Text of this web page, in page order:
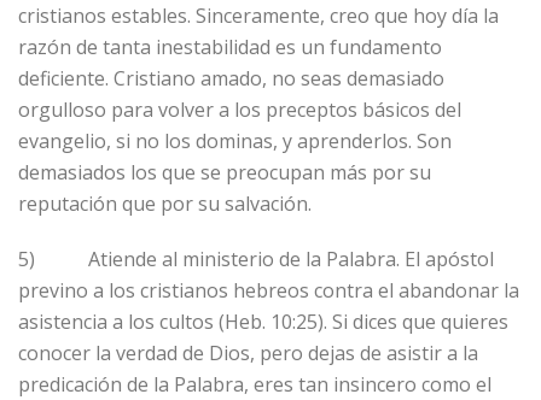
cristianos estables. Sinceramente, creo que hoy día la
razón de tanta inestabilidad es un fundamento
deficiente. Cristiano amado, no seas demasiado
orgulloso para volver a los preceptos básicos del
evangelio, si no los dominas, y aprenderlos. Son
demasiados los que se preocupan más por su
reputación que por su salvación.
5) Atiende al ministerio de la Palabra. El apóstol
previno a los cristianos hebreos contra el abandonar la
asistencia a los cultos (Heb. 10:25). Si dices que quieres
conocer la verdad de Dios, pero dejas de asistir a la
predicación de la Palabra, eres tan insincero como el